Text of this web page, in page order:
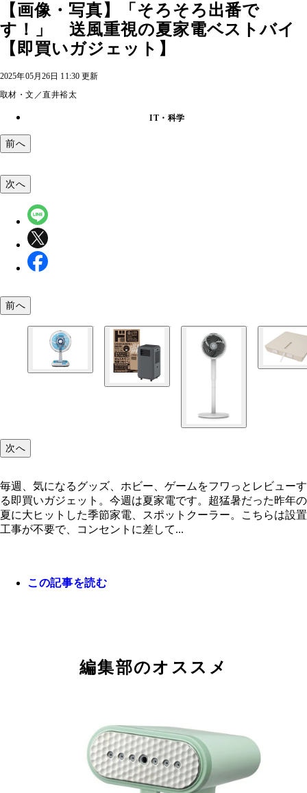
【画像・写真】「そろそろ出番で
す！」 送風重視の夏家電ベストバイ
【即買いガジェット】
2025年05月26日 11:30 更新
取材・文／直井裕太
IT・科学
前へ
ミニ扇風機 KLF-2056／A コイズミ／7980円
ーテ）／4万9280円
お風呂あがり全身爽快乗れる扇風機「のれせん2
次へ
前へ
次へ
毎週、気になるグッズ、ホビー、ゲームをフワっとレビューす
る即買いガジェット。今週は夏家電です。超猛暑だった昨年の
夏に大ヒットした季節家電、スポットクーラー。こちらは設置
工事が不要で、コンセントに差して...
この記事を読む
編集部のオススメ